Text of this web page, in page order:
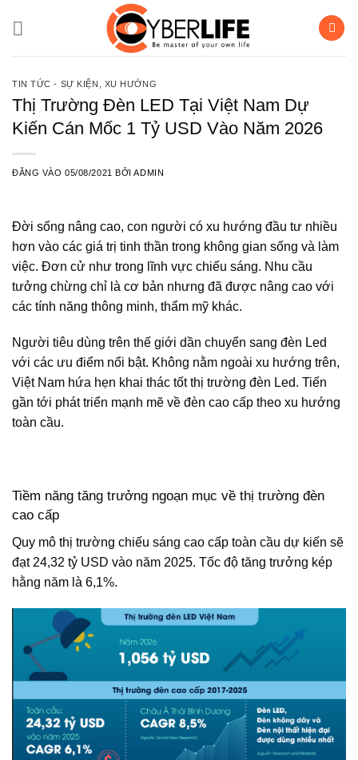
TIN TỨC - SỰ KIỆN XU HƯỚNG
Thị Trường Đèn LED Tại Việt Nam Dự
Kiến Cán Mốc 1 Tỷ USD Vào Năm 2026
ĐĂNG VÀO05/08/2021 BỞIADMIN
Đời sống nâng cao, con người có xu hướng đầu tư nhiều
hơn vào các giá trị tinh thần trong không gian sống và làm
việc. Đơn cử như trong lĩnh vực chiếu sáng. Nhu cầu
tưởng chừng chỉ là cơ bản nhưng đã được nâng cao với
các tính năng thông minh, thẩm mỹ khác.
Người tiêu dùng trên thế giới dần chuyển sang đèn Led
với các ưu điểm nổi bật. Không nằm ngoài xu hướng trên,
Việt Nam hứa hẹn khai thác tốt thị trường đèn Led. Tiến
gần tới phát triển mạnh mẽ về đèn cao cấp theo xu hướng
toàn cầu.
Tiềm năng tăng trưởng ngoạn mục về thị trường đèn
cao cấp
Quy mô thị trường chiếu sáng cao cấp toàn cầu dự kiến sẽ
đạt 24,32 tỷ USD vào năm 2025. Tốc độ tăng trưởng kép
hằng năm là 6,1%.